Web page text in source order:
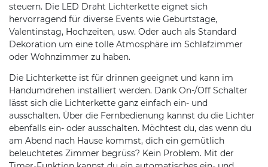
steuern. Die LED Draht Lichterkette eignet sich
hervorragend für diverse Events wie Geburtstage,
Valentinstag, Hochzeiten, usw. Oder auch als Standard
Dekoration um eine tolle Atmosphäre im Schlafzimmer
oder Wohnzimmer zu haben.
Die Lichterkette ist für drinnen geeignet und kann im
Handumdrehen installiert werden. Dank On-/Off Schalter
lässt sich die Lichterkette ganz einfach ein- und
ausschalten. Über die Fernbedienung kannst du die Lichter
ebenfalls ein- oder ausschalten. Möchtest du, das wenn du
am Abend nach Hause kommst, dich ein gemütlich
beleuchtetes Zimmer begrüss? Kein Problem. Mit der